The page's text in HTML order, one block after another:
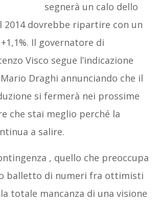
segnerà un calo dello
2014 dovrebbe ripartire con un
Il governatore di
Visco segue l’indicazione
Mario Draghi annunciando che il
si fermerà nei prossime
che stai meglio perché la
a salire.
, quello che preoccupa
balletto di numeri fra ottimisti
totale mancanza di una visione